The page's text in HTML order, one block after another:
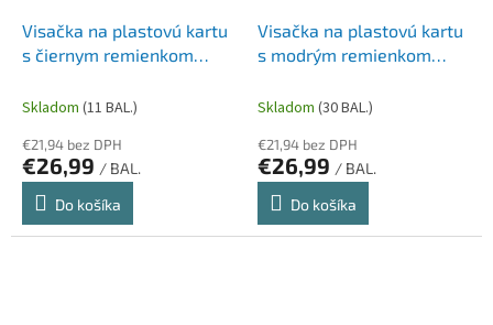
Visačka na plastovú kartu
s čiernym remienkom
Skladom (11 BAL.)
€21,94 bez DPH
€26,99 / BAL.
Do košíka
Visačka na plastovú kartu
s modrým remienkom
Skladom (30 BAL.)
€21,94 bez DPH
€26,99 / BAL.
Do košíka